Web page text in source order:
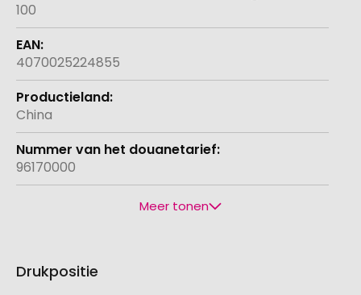
100
4070025224855
China
96170000
Meer tonen
Drukpositie